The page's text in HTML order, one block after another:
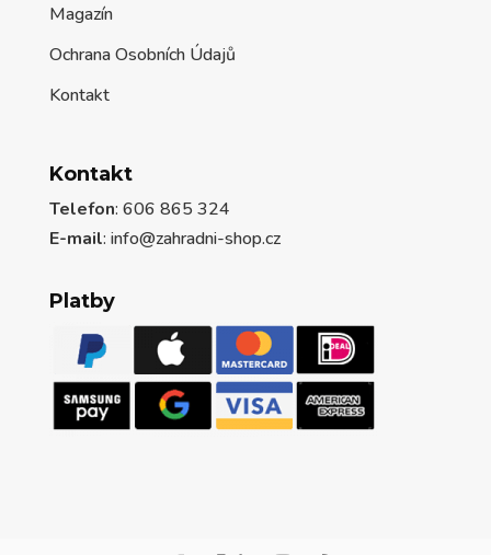
Magazín
Ochrana Osobních Údajů
Kontakt
Kontakt
Telefon: 606 865 324
E-mail: info@zahradni-shop.cz
Platby